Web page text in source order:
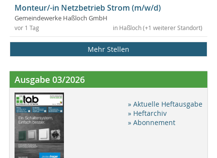
Monteur/-in Netzbetrieb Strom (m/w/d)
Gemeindewerke Haßloch GmbH
in Haßloch (+1 weiterer Standort)
vor 1 Tag
Mehr Stellen
Ausgabe 03/2026
» Aktuelle Heftausgabe
» Heftarchiv
» Abonnement